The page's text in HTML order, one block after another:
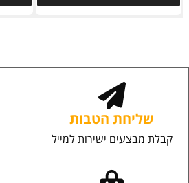
שליחת הטבות
קבלת מבצעים ישירות למייל